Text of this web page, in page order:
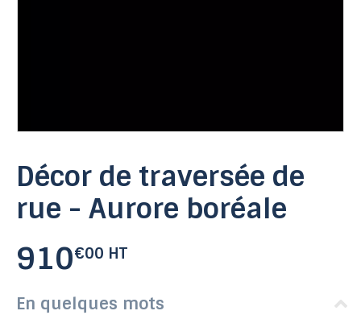
Décor de traversée de
rue - Aurore boréale
910€00 HT
En quelques mots